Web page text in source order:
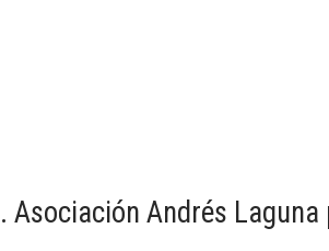
Andrés